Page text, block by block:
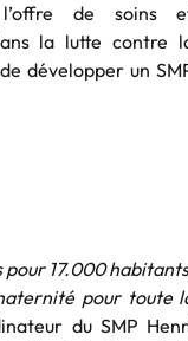
de soins
la lutte contre
développer un
pour 17.000
pour toute
du SMP